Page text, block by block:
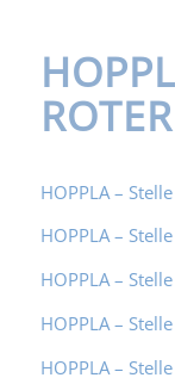
HOPPLA –
HOPPLA –
HOPPLA –
HOPPLA –
HOPPLA –